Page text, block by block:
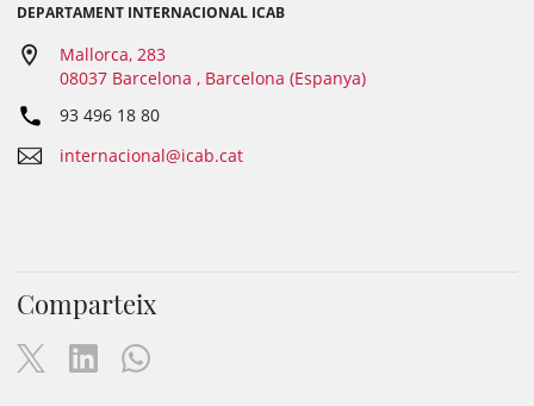
DEPARTAMENT INTERNACIONAL ICAB
Mallorca, 283
08037 Barcelona , Barcelona (Espanya)
93 496 18 80
internacional@icab.cat
Comparteix